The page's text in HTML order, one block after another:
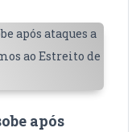
após